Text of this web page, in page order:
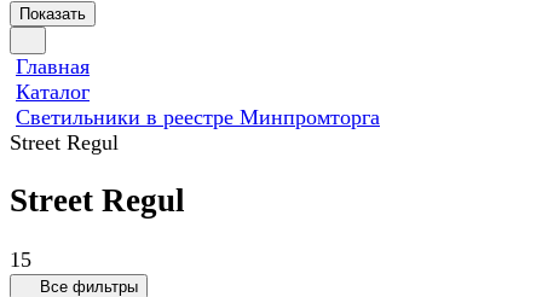
Показать
Главная
Каталог
Светильники в реестре Минпромторга
Street Regul
Street Regul
15
Все фильтры